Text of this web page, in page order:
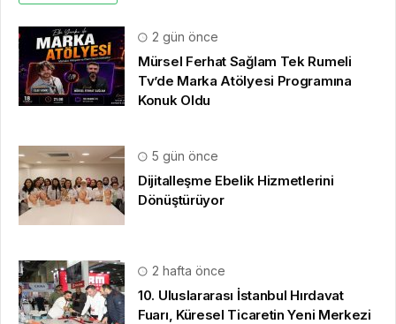
2 gün önce
Mürsel Ferhat Sağlam Tek Rumeli
Tv’de Marka Atölyesi Programına
Konuk Oldu
5 gün önce
Dijitalleşme Ebelik Hizmetlerini
Dönüştürüyor
2 hafta önce
10. Uluslararası İstanbul Hırdavat
Fuarı, Küresel Ticaretin Yeni Merkezi